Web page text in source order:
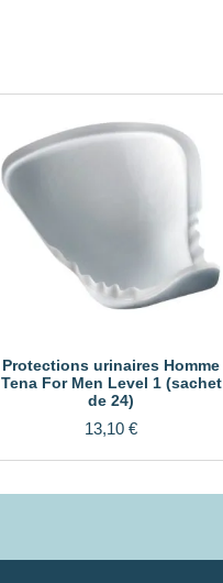
Protections urinaires Homme
Tena For Men Level 1 (sachet
de 24)
13,10 €